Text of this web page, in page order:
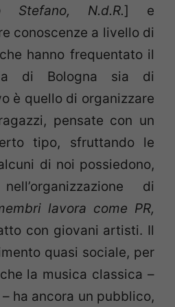
Stefano, N.d.R.] e
conoscenze a livello di
hanno frequentato il
di Bologna sia di
è quello di organizzare
pensate con un
tipo, sfruttando le
di noi possiedono,
di
lavora come PR,
con giovani artisti. Il
quasi sociale, per
la musica classica –
ha ancora un pubblico,